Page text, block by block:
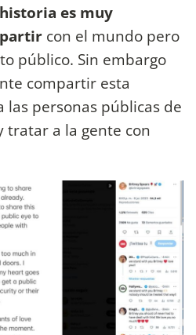
es muy
con el mundo pero
público. Sin embargo
compartir esta
personas públicas de
tratar a la gente con